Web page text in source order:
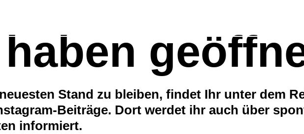
Stand zu bleiben, findet Ihr unter dem
Beiträge. Dort werdet ihr auch über
informiert.